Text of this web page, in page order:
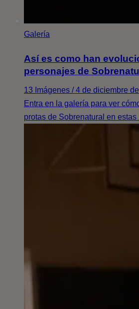
Galería
Así es como han
personajes de
13 Imágenes / 4 de diciembre
Entra en la galería para ver
protas de Sobrenatural en estas